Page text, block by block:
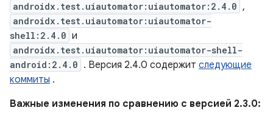
androidx.test.uiautomator:uiautomator:2.4.0 ,
androidx.test.uiautomator:uiautomator-
shell:2.4.0 и
androidx.test.uiautomator:uiautomator-shell-
android:2.4.0 . Версия 2.4.0 содержит следующие
коммиты .
Важные изменения по сравнению с версией 2.3.0: